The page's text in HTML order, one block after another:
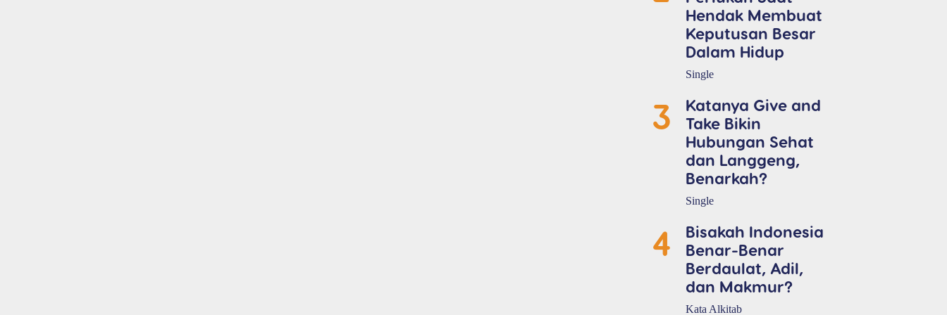
Hendak Membuat
Keputusan Besar
Dalam Hidup
Single
3
Katanya Give and
Take Bikin
Hubungan Sehat
dan Langgeng,
Benarkah?
Single
4
Bisakah Indonesia
Benar-Benar
Berdaulat, Adil,
dan Makmur?
Kata Alkitab